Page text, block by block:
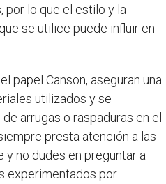
por lo que el estilo y la
se utilice puede influir en
papel Canson, aseguran una
utilizados y se
arrugas o raspaduras en el
presta atención a las
no dudes en preguntar a
experimentados por